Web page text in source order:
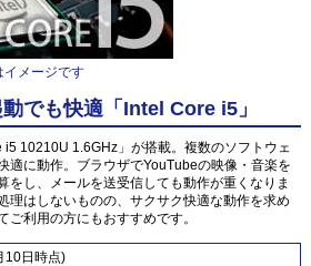
メージです
でも快適「Intel Core i5」
i5 10210U 1.6GHz」が搭載。複数のソフトウェ
適に動作。ブラウザでYouTubeの映像・音楽を
をし、メールを送受信しても動作が重くなりま
理はしないものの、サクサク快適な動作を求め
ご利用の方にもおすすめです。
10日時点)